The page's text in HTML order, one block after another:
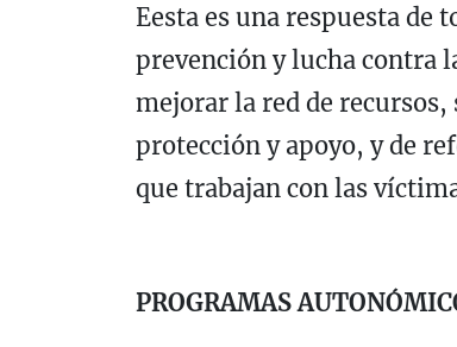
Eesta es una respuesta de
prevención y lucha contra
mejorar la red de recursos,
protección y apoyo, y de
que trabajan con las
PROGRAMAS